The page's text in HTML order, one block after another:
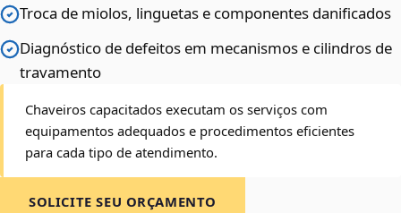
Troca de miolos, linguetas e componentes danificados
Diagnóstico de defeitos em mecanismos e cilindros de
travamento
Chaveiros capacitados executam os serviços com
equipamentos adequados e procedimentos eficientes
para cada tipo de atendimento.
SOLICITE SEU ORÇAMENTO